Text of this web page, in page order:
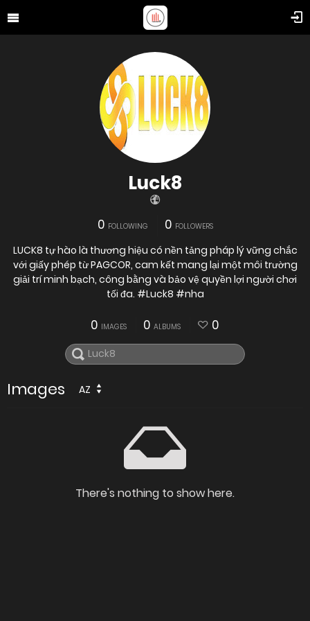
Luck8
0 FOLLOWING 0 FOLLOWERS
LUCK8 tự hào là thương hiệu có nền tảng pháp lý vững chắc
với giấy phép từ PAGCOR, cam kết mang lại một môi trường
giải trí minh bạch, công bằng và bảo vệ quyền lợi người chơi
tối đa. #Luck8 #nha
0 IMAGES 0 ALBUMS 0
Images AZ
There's nothing to show here.